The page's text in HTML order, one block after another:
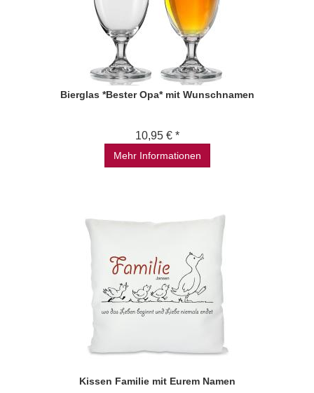
Bierglas *Bester Opa* mit Wunschnamen
10,95 € *
Mehr Informationen
Kissen Familie mit Eurem Namen